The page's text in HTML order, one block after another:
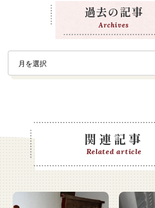
過去の記事
Archives
関連記事
Related article